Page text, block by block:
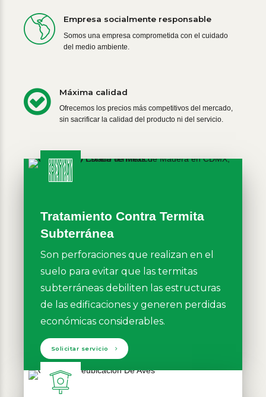
Empresa socialmente responsable
Somos una empresa comprometida con el cuidado
del medio ambiente.
Máxima calidad
Ofrecemos los precios más competitivos del mercado,
sin sacrificar la calidad del producto ni del servicio.
Tratamiento Contra Termita
Subterránea
Son perforaciones que realizan en el
suelo para evitar que las termitas
subterráneas debiliten las estructuras
de las edificaciones y generen perdidas
económicas considerables.
Solicitar servicio